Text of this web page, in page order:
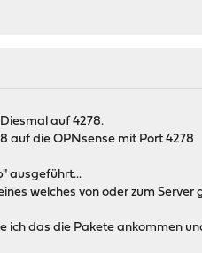
auf 4278.
auf die OPNsense mit Port 4278
ausgeführt...
welches von oder zum Server
ich das die Pakete ankommen